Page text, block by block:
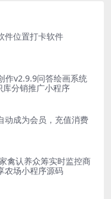
件位置打卡软件
作v2.9.9问答绘画系统
库分销推广小程序
动成为会员，充值消费
禽认养众筹实时监控商
农场小程序源码